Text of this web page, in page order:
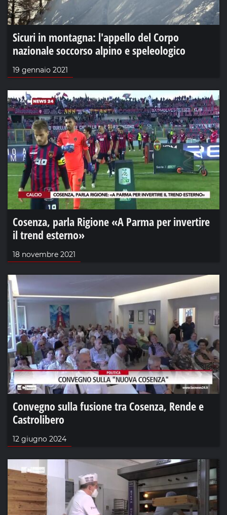
Sicuri in montagna: l'appello del Corpo
nazionale soccorso alpino e speleologico
19 gennaio 2021
Cosenza, parla Rigione «A Parma per invertire
il trend esterno»
18 novembre 2021
Convegno sulla fusione tra Cosenza, Rende e
Castrolibero
12 giugno 2024